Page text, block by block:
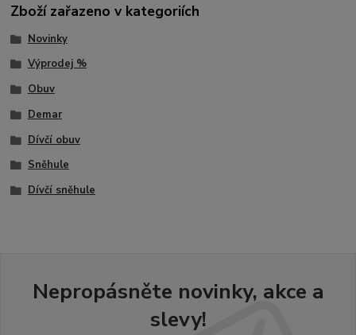
Zboží zařazeno v kategoriích
Novinky
Výprodej %
Obuv
Demar
Dívčí obuv
Sněhule
Dívčí sněhule
Nepropásněte novinky, akce a
slevy!